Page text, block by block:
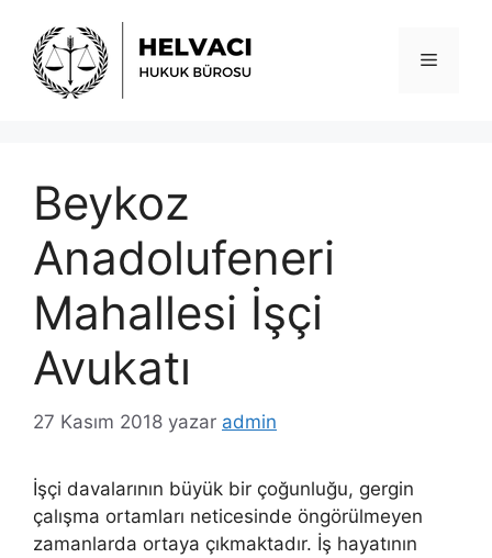
Menü
Beykoz
Anadolufeneri
Mahallesi İşçi
Avukatı
27 Kasım 2018 yazar admin
İşçi davalarının büyük bir çoğunluğu, gergin
çalışma ortamları neticesinde öngörülmeyen
zamanlarda ortaya çıkmaktadır. İş hayatının